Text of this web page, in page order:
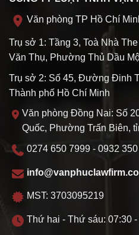
Văn phòng TP Hồ Chí
Trụ sở 1: Tầng 3, Toà Nhà
Văn Thụ, Phường Thủ Dầu
Trụ sở 2: Số 45, Đường Đinh
Thành phố Hồ Chí Minh
Văn phòng Đồng Nai: Số
Quốc, Phường Trấn Biên,
0274 650 7999 - 0932
MST: 3703095219
Thứ hai - Thứ sáu: 07:30